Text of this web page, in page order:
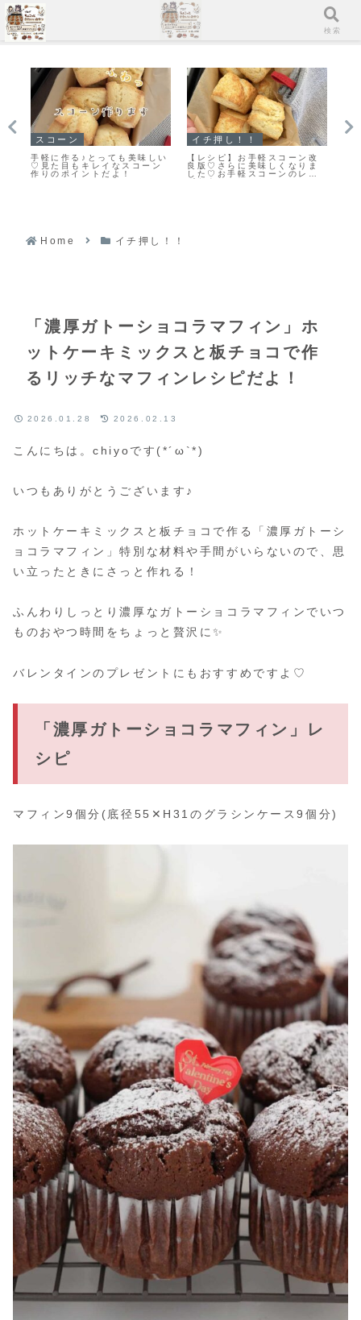
マフィン
「濃厚ガトーショコラマフィ
ン」冷やして美味しいマフィ
ンレシピだよ！
スコーン
「基本のスコーン」生クリー
ムを使ったさっくりふわっと
なスコーンレシピだよ！
Home イチ押し！！
「濃厚ガトーショコラマフィン」ホ
ットケーキミックスと板チョコで作
るリッチなマフィンレシピだよ！
2026.01.28 2026.02.13
こんにちは。chiyoです(*´ω`*)
いつもありがとうございます♪
ホットケーキミックスと板チョコで作る「濃厚ガトーシ
ョコラマフィン」特別な材料や手間がいらないので、思
い立ったときにさっと作れる！
ふんわりしっとり濃厚なガトーショコラマフィンでいつ
ものおやつ時間をちょっと贅沢に✨
バレンタインのプレゼントにもおすすめですよ♡
「濃厚ガトーショコラマフィン」レ
シピ
マフィン9個分(底径55✕H31のグラシンケース9個分)
メニュー 検索